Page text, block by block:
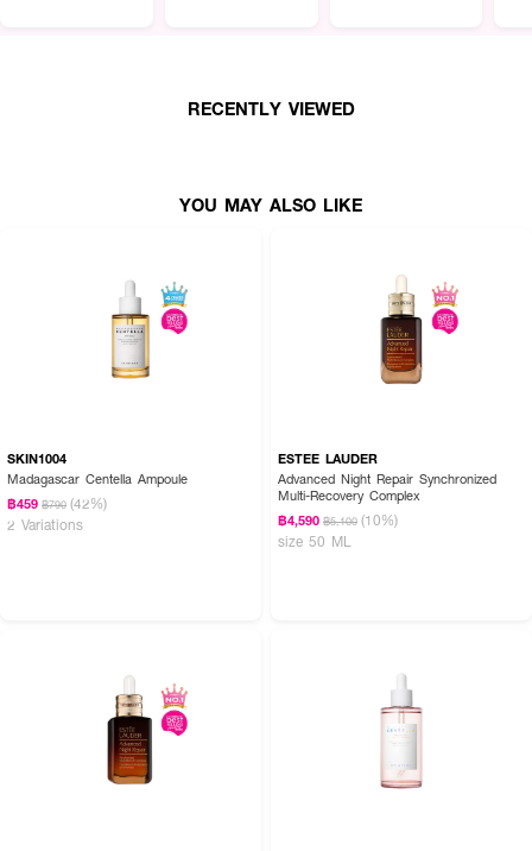
· ลดความหยาบกร้านและป้องกันผิวแห้งเสีย
· ทำความสะอาดผิวหน้าให้สะอาด หยดเซรั่ม 1-2 ดร็อปลงบนฝ่ามือ
· ทาเบาๆ ให้ทั่วใบหน้าและลำคอ
คำแนะนำ:
· ใช้หลังการล้างหน้า เพื่อเตรียมผิวสำหรับการบำรุงขั้นต่อไป
· สามารถใช้คู่กับผลิตภัณฑ์อื่นในกลุ่ม Power 10 Formula เพื่อเพิ่มประสิทธิภาพ
RECENTLY VIEWED
YOU MAY ALSO LIKE
SKIN1004
Madagascar Centella Ampoule
฿459 ฿790 (42%)
2 Variations
ESTEE LAUDER
Advanced Night Repair Synchronized
Multi-Recovery Complex
฿4,590 ฿5,100 (10%)
size 50 ML